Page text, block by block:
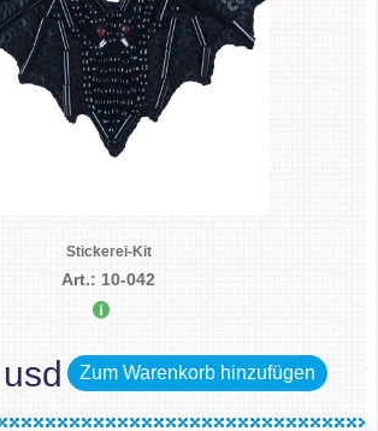
Stickerei-Kit
Art.: 10-042
Zum Warenkorb hinzufügen